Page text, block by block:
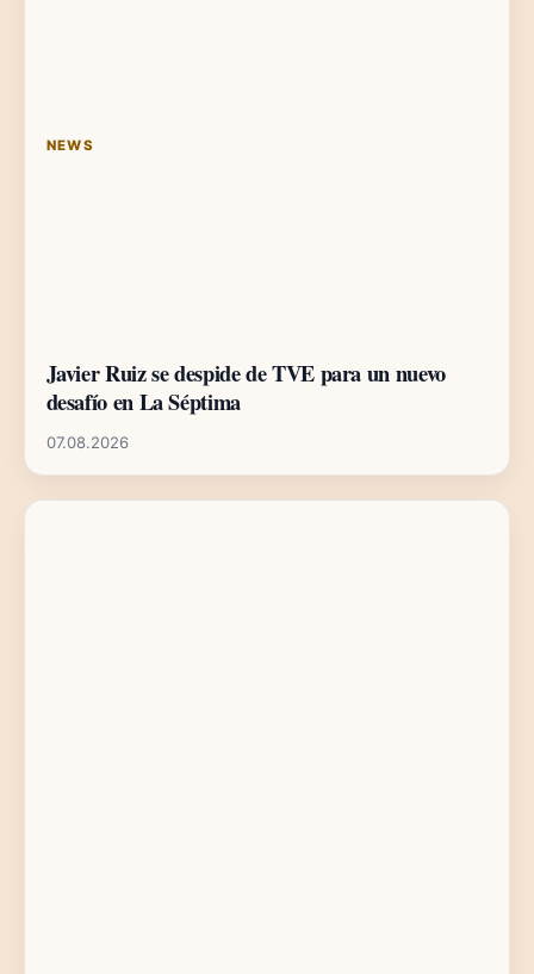
NEWS
Javier Ruiz se despide de TVE para un nuevo
desafío en La Séptima
07.08.2026